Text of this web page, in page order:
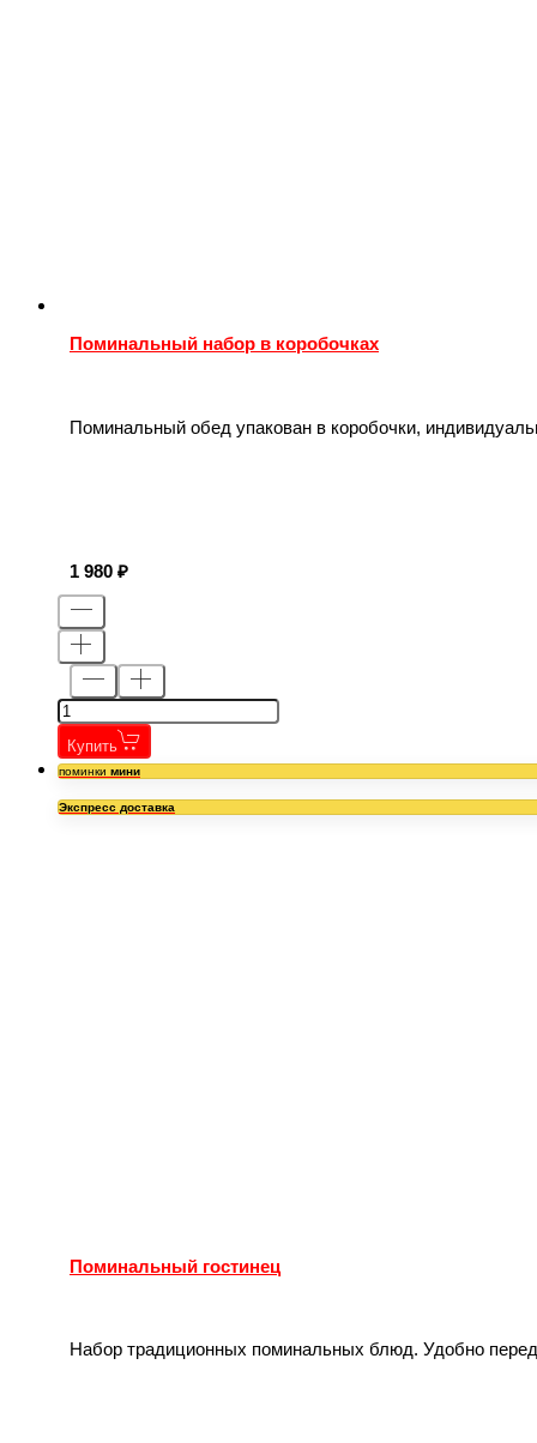
Поминальный набор в коробочках
Поминальный обед упакован в коробочки,
1 980
Купить
поминки мини
Экспресс доставка
Поминальный гостинец
Набор традиционных поминальных блюд. Удобно